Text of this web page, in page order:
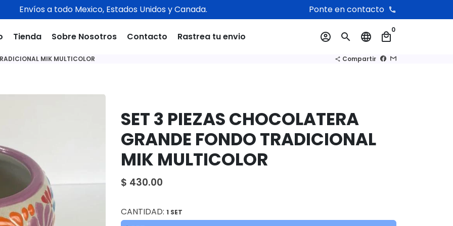
Envíos a todo Mexico, Estados Unidos y Canada. Ponte en contacto phone
Tienda Sobre Nosotros Contacto Rastrea tu envio account_circle search language local_mall
0
MIK MULTICOLOR share Compartir
SET 3 PIEZAS CHOCOLATERA
GRANDE FONDO TRADICIONAL
MIK MULTICOLOR
$ 430.00
CANTIDAD: 1 SET